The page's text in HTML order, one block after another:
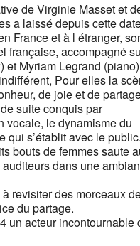
de Virginie Masset et
a laissé depuis cette
France et à l étranger,
française, accompagné
et Myriam Legrand
Pour elles la
de joie et de
suite conquis par
vocale, le dynamisme du
qui s’établit avec le
bouts de femmes saute
dans une
revisiter des morceaux
du partage.
un acteur incontournable